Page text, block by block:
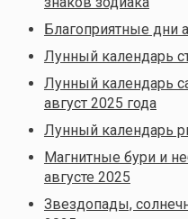
Благоприятные дни
Лунный календарь
Лунный календарь
август 2025 года
Лунный календарь
Магнитные бури и
августе 2025
Звездопады,